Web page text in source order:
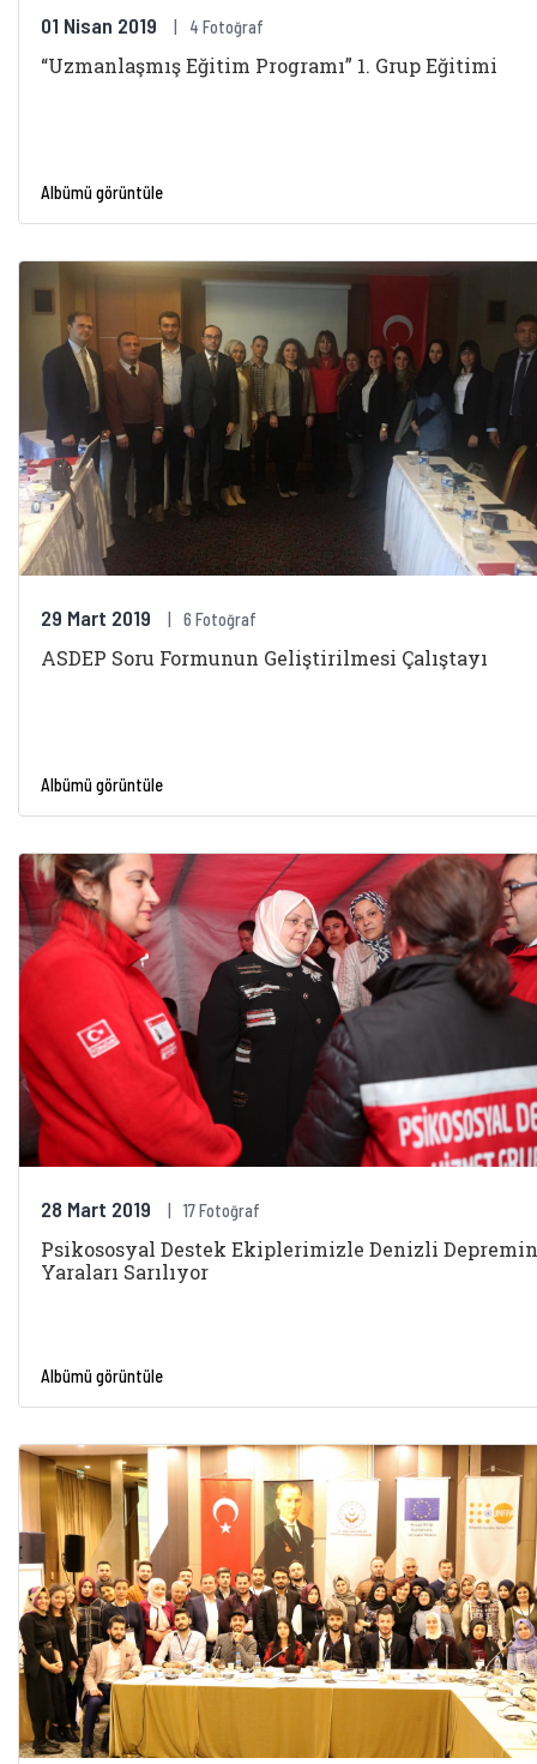
01 Nisan 2019 4 Fotoğraf
“Uzmanlaşmış Eğitim Programı” 1. Grup Eğitimi
Albümü görüntüle
29 Mart 2019 6 Fotoğraf
ASDEP Soru Formunun Geliştirilmesi Çalıştayı
Albümü görüntüle
28 Mart 2019 17 Fotoğraf
Psikososyal Destek Ekiplerimizle Denizli
Yaraları Sarılıyor
Albümü görüntüle